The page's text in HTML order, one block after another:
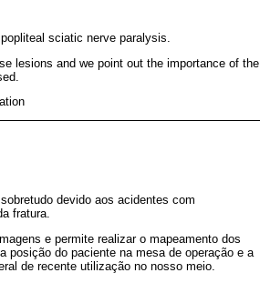
sciatic nerve paralysis.
lesions and we point out the importance of the
devido aos acidentes com
fratura.
e permite realizar o mapeamento dos
posição do paciente na mesa de operação e a
de recente utilização no nosso meio.